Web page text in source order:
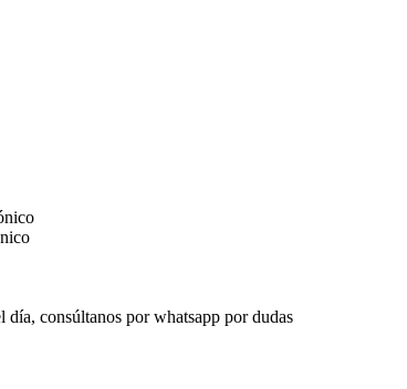
día, consúltanos por whatsapp por dudas